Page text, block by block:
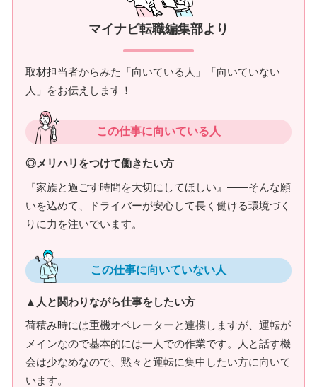
マイナビ転職編集部より
取材担当者からみた「向いている人」「向いていない
人」をお伝えします！
この仕事に向いている人
◎メリハリをつけて働きたい方
『家族と過ごす時間を大切にしてほしい』――そんな願
いを込めて、ドライバーが安心して長く働ける環境づく
りに力を注いでいます。
この仕事に向いていない人
▲人と関わりながら仕事をしたい方
荷積み時には重機オペレーターと連携しますが、運転が
メインなので基本的には一人での作業です。人と話す機
会は少なめなので、黙々と運転に集中したい方に向いて
います。